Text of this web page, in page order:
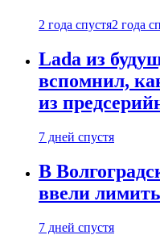
2 года спустя2 года
Lada из
вспомнил,
из
7 дней спустя
В
ввели
7 дней спустя